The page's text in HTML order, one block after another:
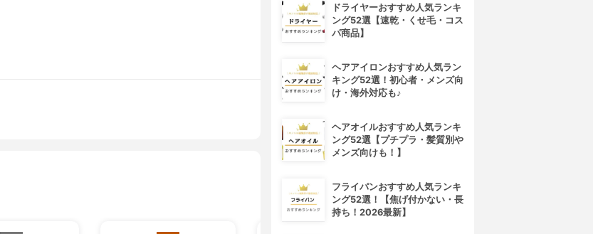
ドライヤーおすすめ人気ランキ
ング52選【速乾・くせ毛・コス
パ商品】
ヘアアイロンおすすめ人気ラン
キング52選！初心者・メンズ向
け・海外対応も♪
ヘアオイルおすすめ人気ランキ
ング52選【プチプラ・髪質別や
メンズ向けも！】
フライパンおすすめ人気ランキ
ング52選！【焦げ付かない・長
持ち！2026最新】